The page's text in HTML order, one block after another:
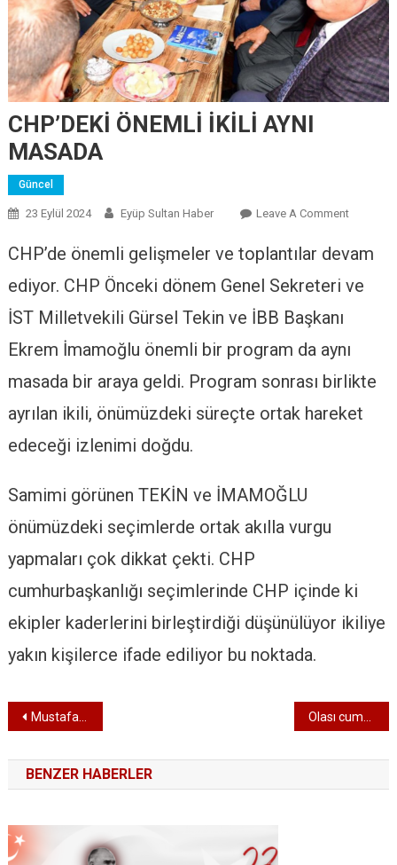
CHP’DEKİ ÖNEMLİ İKİLİ AYNI
MASADA
Güncel
23 Eylül 2024 Eyüp Sultan Haber Leave A CommentOn
ÖNEMLİ
AYNI
CHP’de önemli gelişmeler ve toplantılar devam
ediyor. CHP Önceki dönem Genel Sekreteri ve
İST Milletvekili Gürsel Tekin ve İBB Başkanı
Ekrem İmamoğlu önemli bir program da aynı
masada bir araya geldi. Program sonrası birlikte
ayrılan ikili, önümüzdeki süreçte ortak hareket
edeceği izlenimi doğdu.
Samimi görünen TEKİN ve İMAMOĞLU
önümüzdeki seçimlerde ortak akılla vurgu
yapmaları çok dikkat çekti. CHP
cumhurbaşkanlığı seçimlerinde CHP içinde ki
ekipler kaderlerini birleştirdiği düşünülüyor ikiliye
yakın kişilerce ifade ediliyor bu noktada.
Yazı dolaşımı
Mustafa Taviloğlu koleksiyonu ve Basınla Öğle Yemeği Olası cumhurbaşkanı adayımızın tartışılmasına önemli hamle
BENZER HABERLER